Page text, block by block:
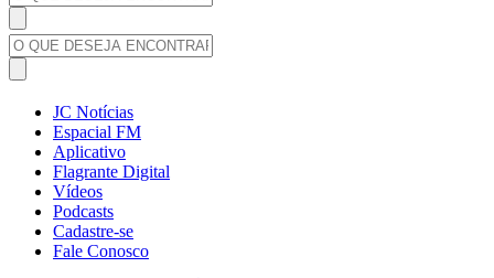
JC Notícias
Espacial FM
Aplicativo
Flagrante Digital
Vídeos
Podcasts
Cadastre-se
Fale Conosco